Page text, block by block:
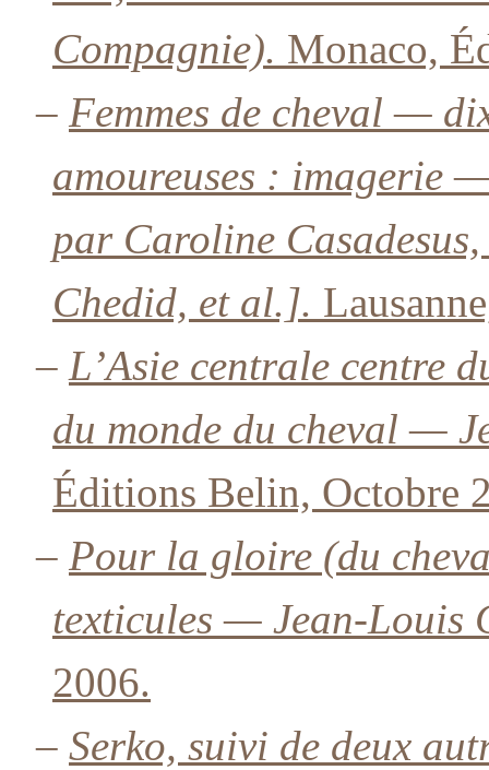
Compagnie). Monaco,
– Femmes de cheval —
amoureuses : imagerie
par Caroline
Chedid, et al.].
– L’Asie centrale centre
du monde du cheval —
Éditions Belin, Octobre
– Pour la gloire (du
texticules — Jean-Louis
2006.
– Serko, suivi de deux